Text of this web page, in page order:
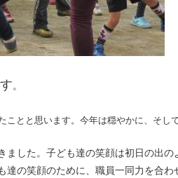
。
ことと思います。今年は穏やかに、そし
ました。子ども達の笑顔は初日の出の
の笑顔のために、職員一同力を合わ